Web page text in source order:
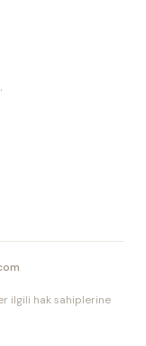
ilgili hak sahiplerine